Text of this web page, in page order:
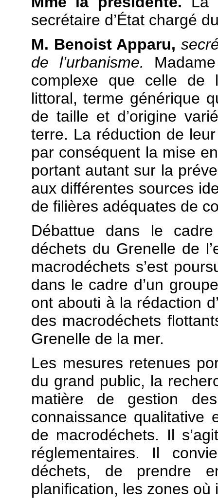
secrétaire d’État chargé
M. Benoist Apparu,
de l’urbanisme.
complexe que celle de
littoral, terme générique
de taille et d’origine
terre. La réduction de
par conséquent la mise
portant autant sur la
aux différentes sources
de filières adéquates de
Débattue dans le
déchets du Grenelle de
macrodéchets s’est
dans le cadre d’un
ont abouti à la rédaction
des macrodéchets
Grenelle de la mer.
Les mesures retenues
du grand public, la
matière de gestion
connaissance qualitative
de macrodéchets. Il
réglementaires. Il
déchets, de prendre
planification, les zones où